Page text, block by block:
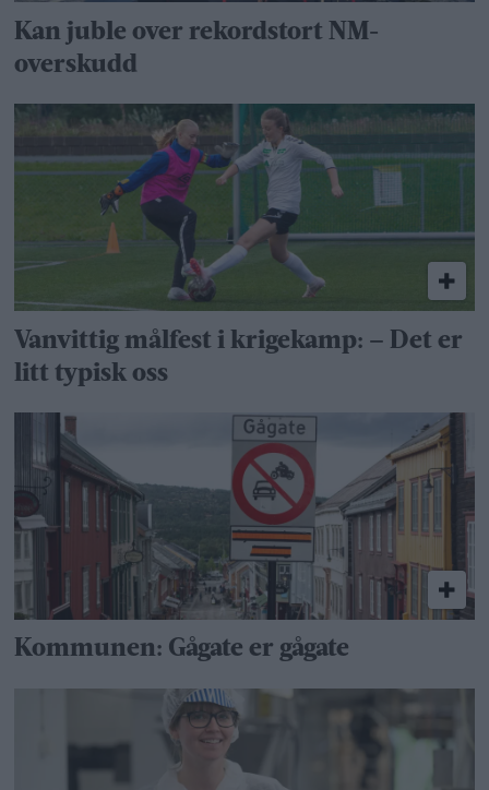
Kan juble over rekordstort NM-
overskudd
Vanvittig målfest i krigekamp: – Det er
litt typisk oss
Kommunen: Gågate er gågate